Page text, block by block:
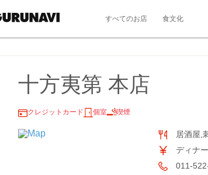
すべてのお店 食文化
十方夷第 本店
クレジットカード 個室 喫煙
居酒屋,
ディナ
011-